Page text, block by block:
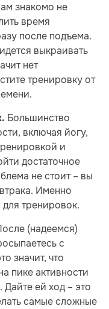
знакомо не
время
после подъема.
выкраивать
нет
тренировку от
Большинство
включая йогу,
и
достаточное
не стоит – вы
Именно
тренировок.
(надеемся)
с
значит, что
пике активности
ей ход – это
самые сложные